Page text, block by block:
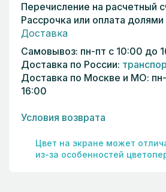
Перечисление на расчетный
Рассрочка или оплата долями
Доставка
Самовывоз: пн-пт с 10:00 до
Доставка по России:
Доставка по Москве и МО:
16:00
Условия возврата
Цвет на экране может
из-за особенностей